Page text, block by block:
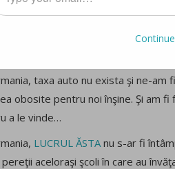
staţiunile de pe Valea
putea duce într-o zi de la Moeciu
ajungeam la Sinaia într-o oră.
taxa auto nu exista şi ne-am
obosite pentru noi înşine. Şi am
a le vinde…
LUCRUL ĂSTA nu s-ar fi
aceloraşi şcoli în care au